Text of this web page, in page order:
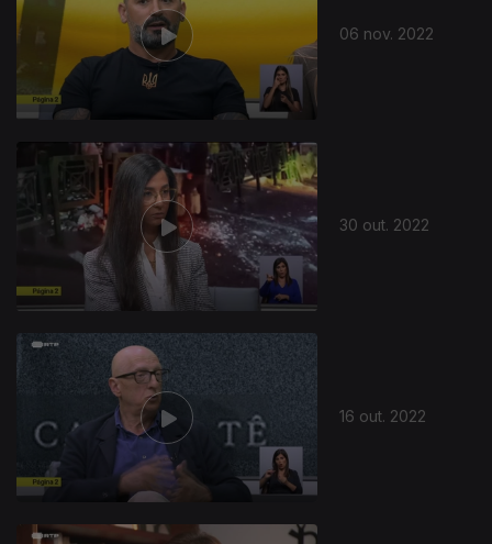
06 nov. 2022
30 out. 2022
16 out. 2022